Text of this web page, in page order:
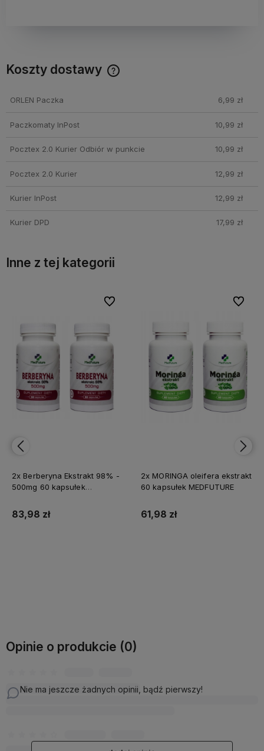
Koszty dostawy
ORLEN Paczka 6,99 zł
Paczkomaty InPost 10,99 zł
Pocztex 2.0 Kurier Odbiór w punkcie 10,99 zł
Pocztex 2.0 Kurier 12,99 zł
Kurier InPost 12,99 zł
Kurier DPD 17,99 zł
Inne z tej kategorii
2x Berberyna Ekstrakt 98% -
500mg 60 kapsułek
83,98 zł
Do ulubionych
Do ulubionych
2x MORINGA oleifera ekstrakt
60 kapsułek MEDFUTURE
61,98 zł
Do
Do
Opinie o produkcie (0)
Nie ma jeszcze żadnych opinii, bądź pierwszy!